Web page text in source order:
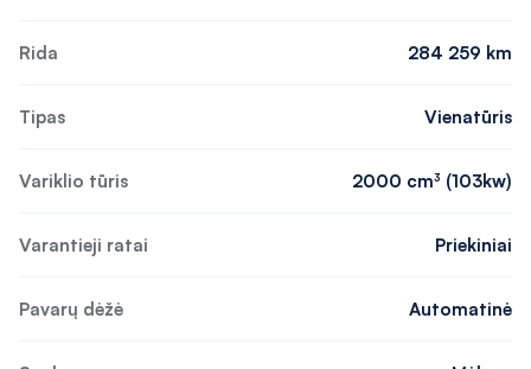
Rida 284 259 km
Tipas Vienatūris
Variklio tūris 2000 cm³ (103kw)
Varantieji ratai Priekiniai
Pavarų dėžė Automatinė